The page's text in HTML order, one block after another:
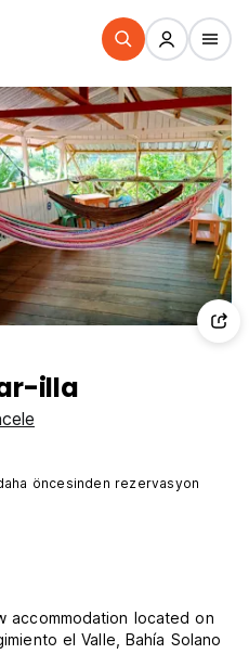
illa
öncesinden rezervasyon
accommodation located on
el Valle, Bahía Solano